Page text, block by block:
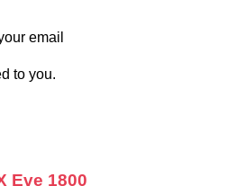
email
to you.
Eve 1800